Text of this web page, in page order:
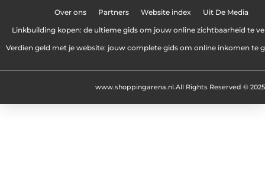
Over ons Partners Website index Uit De Media
Linkbuilding kopen: de ultieme gids om jouw online zichtbaarheid te
Verdien geld met je website: jouw complete gids om online inkomen te
All Rights Reserved © 2025
www.shoppingarena.nl.